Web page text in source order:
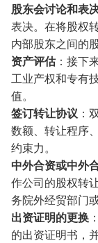
股东会讨论和表
表决。在将股权
内部股东之间的
资产评估：接下
工业产权和专有
值。
签订转让协议 ：
数额、转让程序
约束力。
中外合资或中外
作公司的股权转
务院外经贸部门
出资证明的更换
的出资证明书，